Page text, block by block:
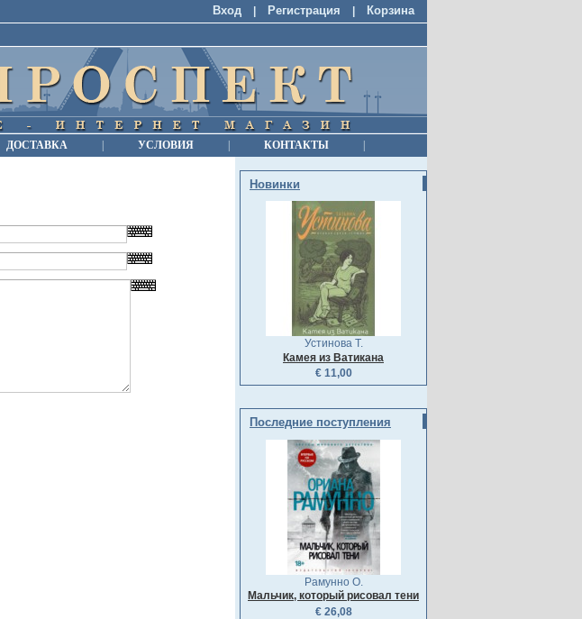
Вход Регистрация Корзина
ДОСТАВКА УСЛОВИЯ КОНТАКТЫ
Новинки
Устинова Т.
Камея из Ватикана
€ 11,00
Последние поступления
Рамунно О.
Мальчик, который рисовал тени
€ 26,08